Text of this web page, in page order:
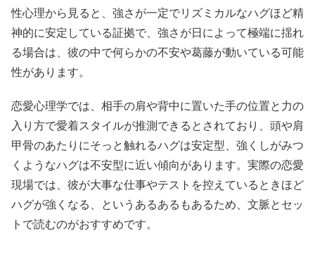
性心理から見ると、強さが一定でリズミカルなハグほど精
神的に安定している証拠で、強さが日によって極端に揺れ
る場合は、彼の中で何らかの不安や葛藤が動いている可能
性があります。
恋愛心理学では、相手の肩や背中に置いた手の位置と力の
入り方で愛着スタイルが推測できるとされており、頭や肩
甲骨のあたりにそっと触れるハグは安定型、強くしがみつ
くようなハグは不安型に近い傾向があります。実際の恋愛
現場では、彼が大事な仕事やテストを控えているときほど
ハグが強くなる、というあるあるもあるため、文脈とセッ
トで読むのがおすすめです。